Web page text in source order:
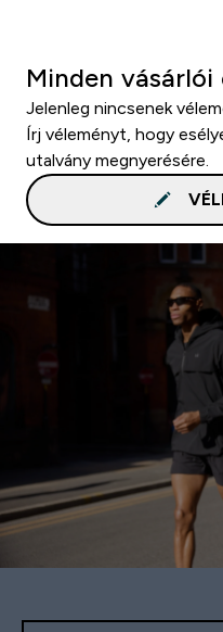
Minden vásárlói
Jelenleg nincsenek
Írj véleményt, hogy
utalvány megnyerésére.